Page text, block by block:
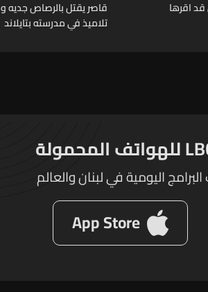
قد اقرها
قاصر يقتل بالرصاص
تلاميذ في مدرسته بتايلاند
اليومية في لبنان والعالم
App Store